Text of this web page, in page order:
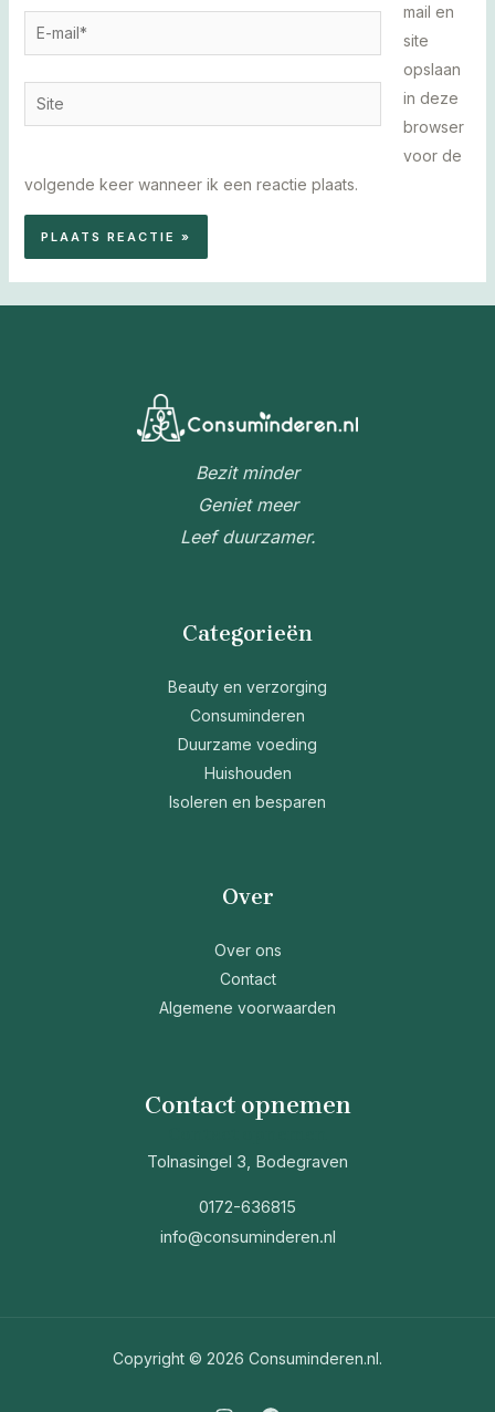
E-
mail*
Site
mail en
site
opslaan
in deze
browser
voor de
volgende keer wanneer ik een reactie plaats.
Bezit minder
Geniet meer
Leef duurzamer.
Categorieën
Beauty en verzorging
Consuminderen
Duurzame voeding
Huishouden
Isoleren en besparen
Over
Over ons
Contact
Algemene voorwaarden
Contact opnemen
Tolnasingel 3, Bodegraven
0172-636815
info@consuminderen.nl
Copyright © 2026 Consuminderen.nl.